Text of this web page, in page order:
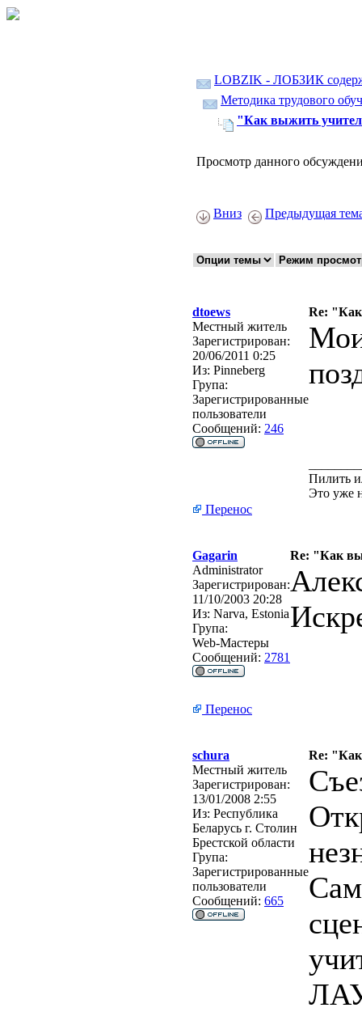
LOBZIK - ЛОБЗИК
Методика трудового
"Как выжить
Просмотр данного
Вниз Предыдущая
dtoews
Re:
Местный житель
Зарегистрирован:
20/06/2011 0:25
Из: Pinneberg
Група:
Зарегистрированные
пользователи
Сообщений: 246
Пилить
Это уже
Перенос
Gagarin
Re: "Как
Administrator
Зарегистрирован:
11/10/2003 20:28
Из: Narva, Estonia
Група:
Web-Мастеры
Сообщений: 2781
Перенос
schura
Re:
Местный житель
Зарегистрирован:
13/01/2008 2:55
Из: Республика
Беларусь г. Столин
Брестской области
Група:
Зарегистрированные
пользователи
Сообщений: 665